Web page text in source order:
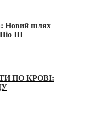
Новий шлях
III
ПО КРОВІ: